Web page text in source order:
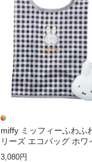
miffy ミッフィーふわふ
リーズ エコバッグ ホワ
【ミッフィー】
3,080円